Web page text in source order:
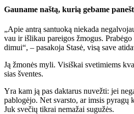
Gau­na­me naš­tą, ku­rią ge­ba­me
„Apie an­trą san­tuo­ką nie­ka­da
vau ir iš­li­kau pa­rei­gos žmo­gus.
di­mui“, – pa­sa­ko­ja Sta­sė, vi­są sa­ve
Ją žmo­nės my­li. Vi­siš­kai sve­ti­miems
sias šven­tes.
Yra kam ją pas dak­ta­rus nu­vež­ti: jei
pa­blo­gė­jo. Net svars­to, ar im­sis py­ra­gų
Juk sve­čių tik­rai ne­ma­žai su­gu­žės.